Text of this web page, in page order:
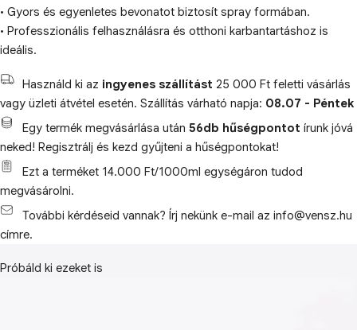
• Gyors és egyenletes bevonatot biztosít spray formában.
• Professzionális felhasználásra és otthoni karbantartáshoz is
ideális.
Használd ki az ingyenes szállítást 25 000 Ft feletti vásárlás
vagy üzleti átvétel esetén. Szállítás várható napja: 08.07 - Péntek
Egy termék megvásárlása után 56db hűségpontot írunk jóvá
neked! Regisztrálj és kezd gyűjteni a hűségpontokat!
Ezt a terméket 14.000 Ft/1000ml egységáron tudod
megvásárolni.
További kérdéseid vannak? Írj nekünk e-mail az info@vensz.hu
címre.
Próbáld ki ezeket is